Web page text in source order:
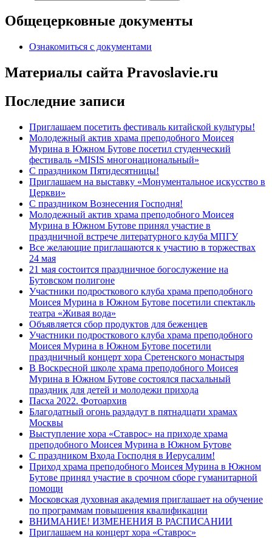
Общецерковные документы
Ознакомиться с документами
Материалы сайта Pravoslavie.ru
Последние записи
Приглашаем посетить фестиваль китайской культуры!
Молодежный актив храма преподобного Моисея
Мурина в Южном Бутове посетил студенческий
фестиваль «MISIS многонациональный»
С праздником Пятидесятницы!
Приглашаем на выставку «Монументальное искусство в
Церкви»
С праздником Вознесения Господня!
Молодежный актив храма преподобного Моисея
Мурина в Южном Бутове принял участие в
праздничной встрече литературного клуба МПГУ
Все желающие приглашаются к участию в торжествах
24 мая
21 мая состоится праздничное богослужение на
Бутовском полигоне
Участники подросткового клуба храма преподобного
Моисея Мурина в Южном Бутове посетили спектакль
театра «Живая вода»
Объявляется сбор продуктов для беженцев
Участники подросткового клуба храма преподобного
Моисея Мурина в Южном Бутове посетили
праздничный концерт хора Сретенского монастыря
В Воскресной школе храма преподобного Моисея
Мурина в Южном Бутове состоялся пасхальный
праздник для детей и молодежи прихода
Пасха 2022. Фотоархив
Благодатный огонь раздадут в пятнадцати храмах
Москвы
Выступление хора «Ставрос» на приходе храма
преподобного Моисея Мурина в Южном Бутове
С праздником Входа Господня в Иерусалим!
Приход храма преподобного Моисея Мурина в Южном
Бутове принял участие в срочном сборе гуманитарной
помощи
Московская духовная академия приглашает на обучение
по программам повышения квалификации
ВНИМАНИЕ! ИЗМЕНЕНИЯ В РАСПИСАНИИ
Приглашаем на концерт хора «Ставрос»